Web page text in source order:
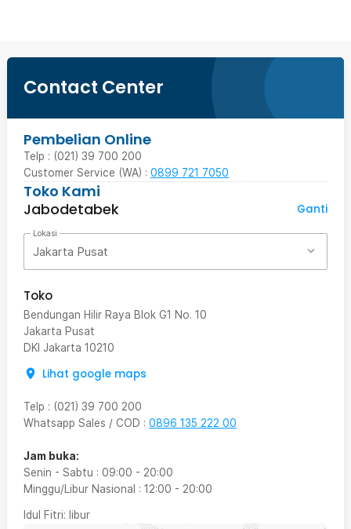
Contact Center
Pembelian Online
Telp : (021) 39 700 200
Customer Service (WA) : 0899 721 7050
Toko Kami
Jabodetabek
Ganti
Lokasi
Jakarta Pusat
Toko
Bendungan Hilir Raya Blok G1 No. 10
Jakarta Pusat
DKI Jakarta 10210
Lihat google maps
Telp : (021) 39 700 200
Whatsapp Sales / COD : 0896 135 222 00
Jam buka:
Senin - Sabtu : 09:00 - 20:00
Minggu/Libur Nasional : 12:00 - 20:00
Idul Fitri: libur